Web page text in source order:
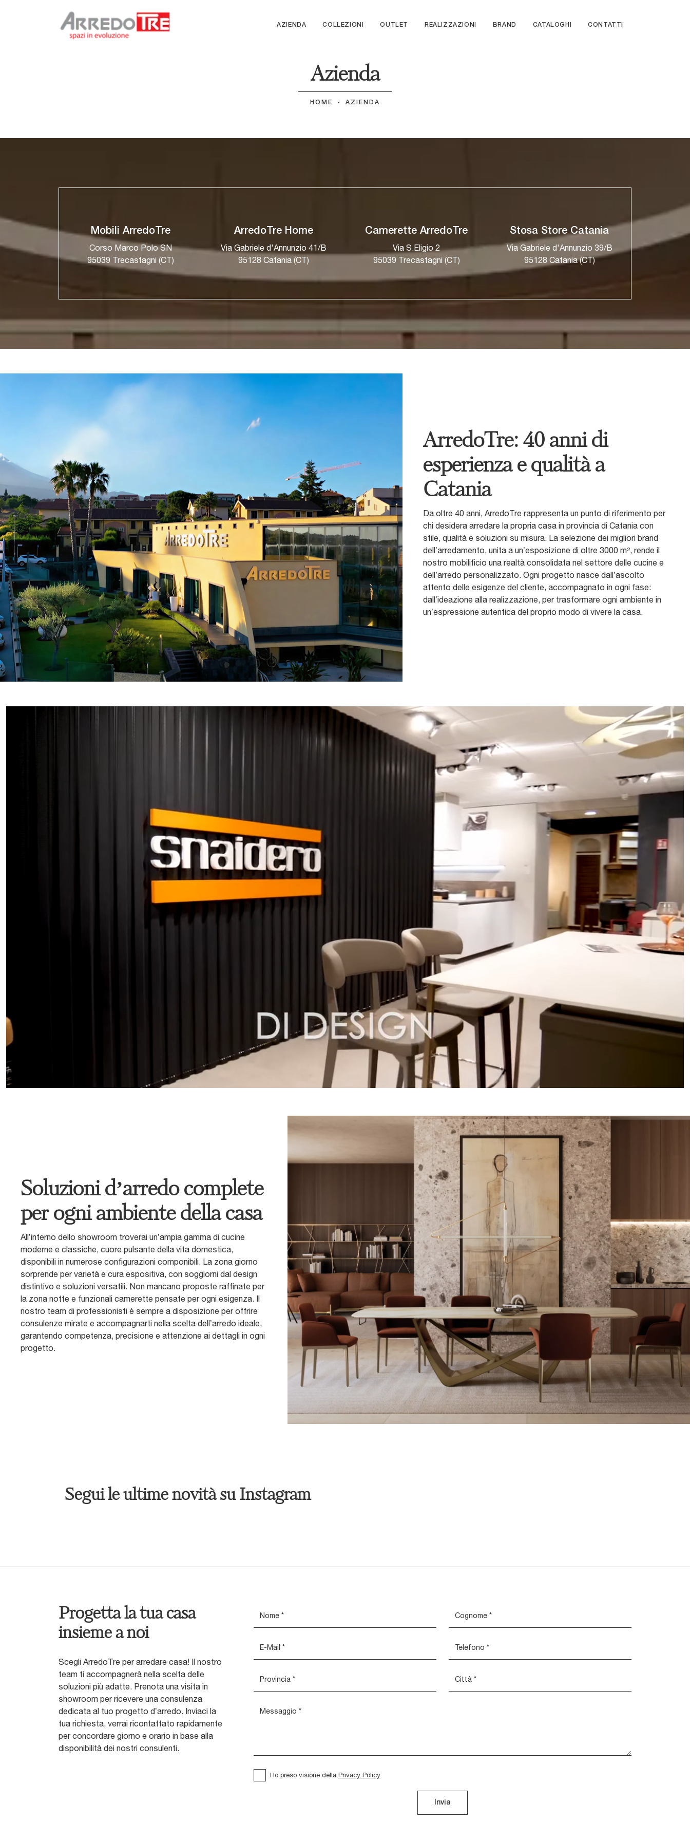
AZIENDA COLLEZIONI OUTLET REALIZZAZIONI BRAND CATALOGHI CONTATTI
Azienda
HOME - AZIENDA
Segui le ultime novità su Instagram
Mobili ArredoTre
Corso Marco Polo SN
95039 Trecastagni (CT)
ArredoTre Home
Via Gabriele d'Annunzio 41/B
95128 Catania (CT)
Camerette ArredoTre
Via S.Eligio 2
95039 Trecastagni (CT)
Stosa Store Catania
Via Gabriele d'Annunzio 39/B
95128 Catania (CT)
ArredoTre: 40 anni di
esperienza e qualità a
Catania
Da oltre 40 anni, ArredoTre rappresenta un punto di riferimento per
chi desidera arredare la propria casa in provincia di Catania con
stile, qualità e soluzioni su misura. La selezione dei migliori brand
dell’arredamento, unita a un’esposizione di oltre 3000 m², rende il
nostro mobilificio una realtà consolidata nel settore delle cucine e
dell’arredo personalizzato. Ogni progetto nasce dall’ascolto
attento delle esigenze del cliente, accompagnato in ogni fase:
dall’ideazione alla realizzazione, per trasformare ogni ambiente in
un’espressione autentica del proprio modo di vivere la casa.
Soluzioni d’arredo complete
per ogni ambiente della casa
All’interno dello showroom troverai un’ampia gamma di cucine
moderne e classiche, cuore pulsante della vita domestica,
disponibili in numerose configurazioni componibili. La zona giorno
sorprende per varietà e cura espositiva, con soggiorni dal design
distintivo e soluzioni versatili. Non mancano proposte raffinate per
la zona notte e funzionali camerette pensate per ogni esigenza. Il
nostro team di professionisti è sempre a disposizione per offrire
consulenze mirate e accompagnarti nella scelta dell’arredo ideale,
garantendo competenza, precisione e attenzione ai dettagli in ogni
progetto.
Progetta la tua casa
insieme a noi
Scegli ArredoTre per arredare casa! Il nostro
team ti accompagnerà nella scelta delle
soluzioni più adatte. Prenota una visita in
showroom per ricevere una consulenza
dedicata al tuo progetto d’arredo. Inviaci la
tua richiesta, verrai ricontattato rapidamente
per concordare giorno e orario in base alla
disponibilità dei nostri consulenti.
Ho preso visione della Privacy Policy
Invia